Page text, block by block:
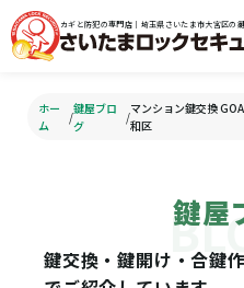
カギと防犯の専門店｜埼玉県さいたま市大宮区の
ホー
ム
/
鍵屋ブロ
グ
/
マンション鍵交換
和区
鍵屋
鍵交換・鍵開け・合鍵